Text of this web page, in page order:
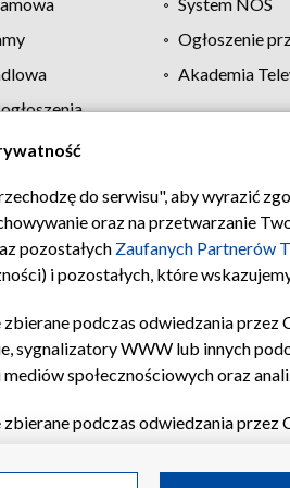
Ogłoszenie
Akademia
Regulamin TVP
do serwisu", aby wyrazić
oraz na przetwarzanie
pozostałych Zaufanych Partnerów
i pozostałych, które
podczas odwiedzania przez
sygnalizatory WWW lub innych
społecznościowych oraz
podczas odwiedzania przez
następujących celów i funkcji: